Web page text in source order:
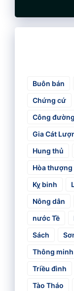
Buôn bán
Chứng cứ
Công đường
Gia Cát
Hung thủ
Hòa thượng
Kỵ binh
Nông dân
nước Tề
Sách
Thông minh
Triều đình
Tào Tháo